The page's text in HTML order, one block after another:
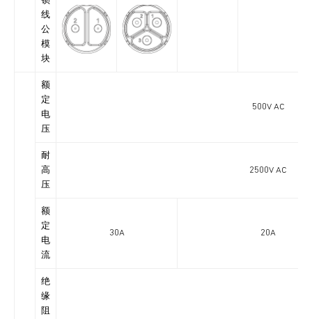
线
公
模
块
额
定
电
压
500V AC
耐
高
压
2500V AC
额
定
电
流
30A 20A
绝
缘
阻